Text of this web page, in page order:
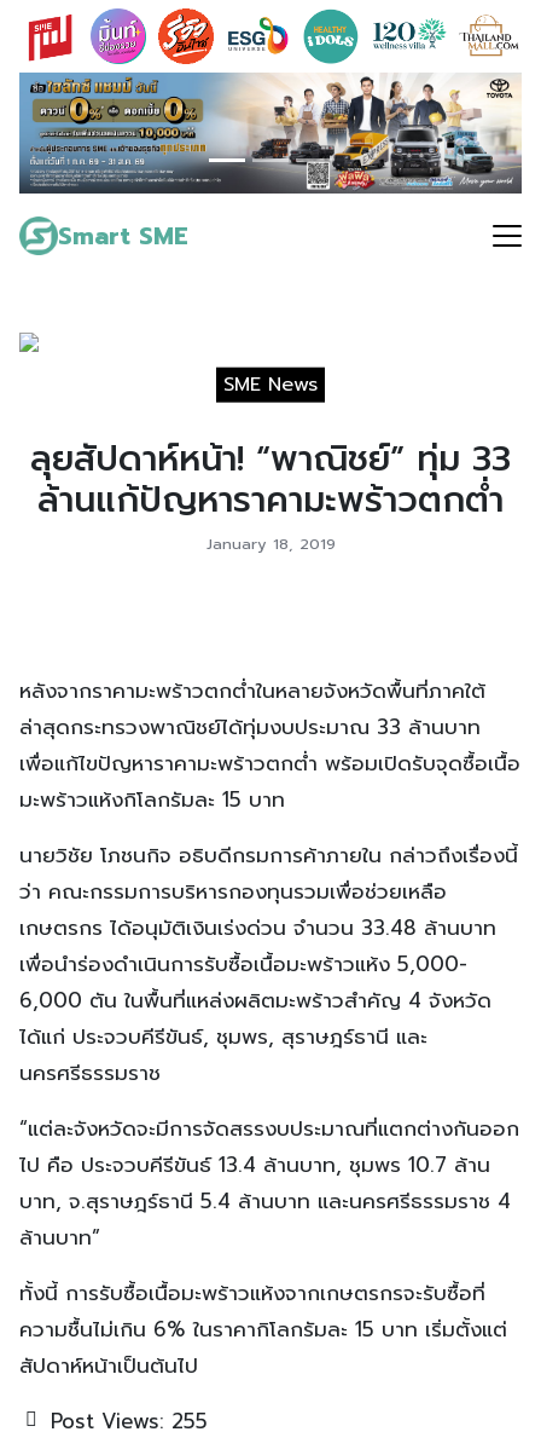
Skip
content
Smart SME
Search
for:
SME News
ลุยสัปดาห์หน้า! “พาณิชย์” ทุ่ม 33
ล้านแก้ปัญหาราคามะพร้าวตกต่ำ
January 18, 2019
หลังจากราคามะพร้าวตกต่ำในหลายจังหวัดพื้นที่ภาคใต้
ล่าสุดกระทรวงพาณิชย์ได้ทุ่มงบประมาณ 33 ล้านบาท
เพื่อแก้ไขปัญหาราคามะพร้าวตกต่ำ พร้อมเปิดรับจุดซื้อเนื้อ
มะพร้าวแห้งกิโลกรัมละ 15 บาท
นายวิชัย โภชนกิจ อธิบดีกรมการค้าภายใน กล่าวถึงเรื่องนี้
ว่า คณะกรรมการบริหารกองทุนรวมเพื่อช่วยเหลือ
เกษตรกร ได้อนุมัติเงินเร่งด่วน จำนวน 33.48 ล้านบาท
เพื่อนำร่องดำเนินการรับซื้อเนื้อมะพร้าวแห้ง 5,000-
6,000 ตัน ในพื้นที่แหล่งผลิตมะพร้าวสำคัญ 4 จังหวัด
ได้แก่ ประจวบคีรีขันธ์, ชุมพร, สุราษฎร์ธานี และ
นครศรีธรรมราช
“แต่ละจังหวัดจะมีการจัดสรรงบประมาณที่แตกต่างกันออก
ไป คือ ประจวบคีรีขันธ์ 13.4 ล้านบาท, ชุมพร 10.7 ล้าน
บาท, จ.สุราษฎร์ธานี 5.4 ล้านบาท และนครศรีธรรมราช 4
ล้านบาท”
ทั้งนี้ การรับซื้อเนื้อมะพร้าวแห้งจากเกษตรกรจะรับซื้อที่
ความชื้นไม่เกิน 6% ในราคากิโลกรัมละ 15 บาท เริ่มตั้งแต่
สัปดาห์หน้าเป็นต้นไป
Post Views: 255